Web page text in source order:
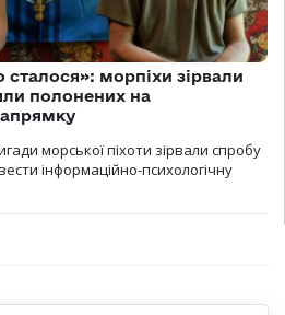
морпіхи зірвали
полонених на
морської піхоти зірвали спробу
інформаційно-психологічну